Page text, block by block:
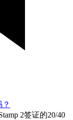
2签证的20/40